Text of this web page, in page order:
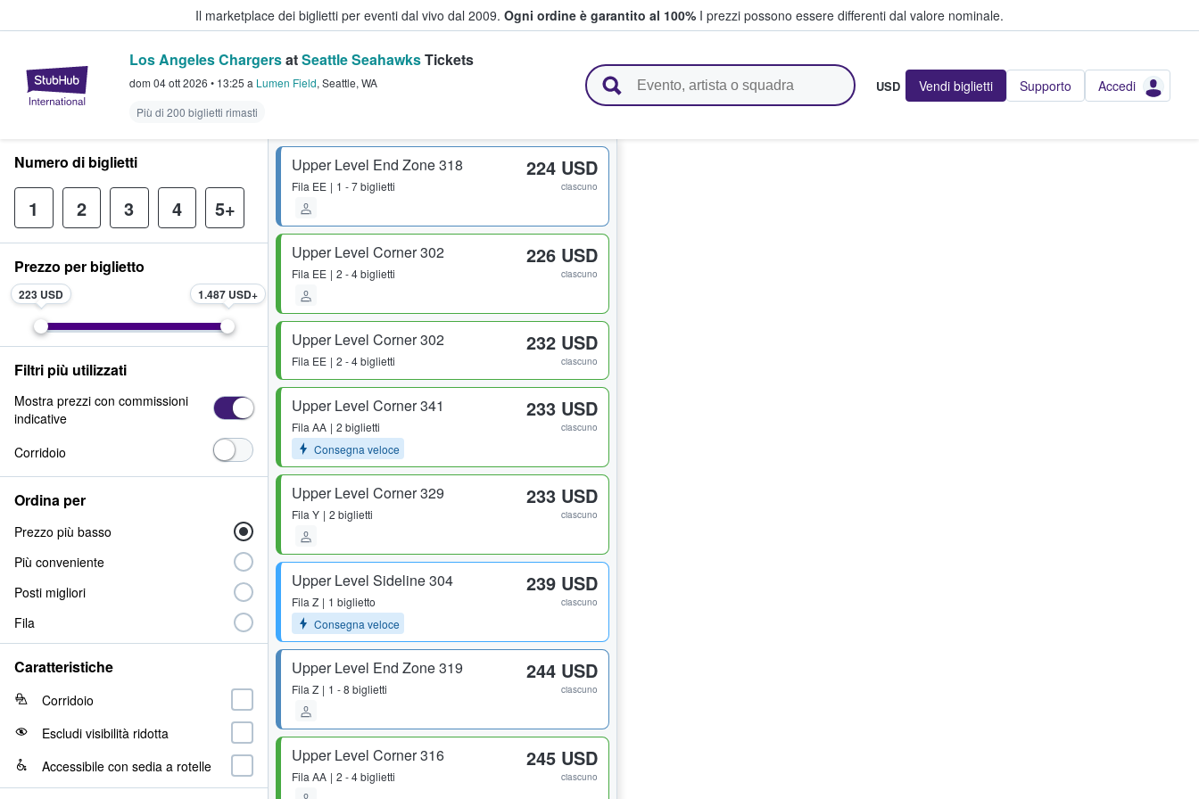
Il marketplace dei biglietti per eventi dal vivo dal 2009. Ogni ordine è garantito al 100% I prezzi possono essere differenti dal valore nominale.
StubHub - Dove i fan comprano e vendono biglietti
Los Angeles ChargersatSeattle SeahawksTickets
dom 04 ott 2026 • 13:25 a Lumen Field, Seattle, WA
Più di 200 biglietti rimasti
USD Vendi biglietti Supporto Accedi
Upper Level End Zone 318
Fila EE 1 - 7 biglietti
224 USD
ciascuno
Upper Level Corner 302
Fila EE 2 - 4 biglietti
226 USD
ciascuno
Upper Level Corner 302
Fila EE 2 - 4 biglietti
232 USD
ciascuno
Upper Level Corner 341
Fila AA
2 biglietti
Consegna veloce
233 USD
ciascuno
Upper Level Corner 329
Fila Y 2 biglietti
233 USD
ciascuno
Upper Level Sideline 304
Fila Z
1 biglietto
Consegna veloce
239 USD
ciascuno
Upper Level End Zone 319
Fila Z 1 - 8 biglietti
244 USD
ciascuno
Upper Level Corner 316
Fila AA 2 - 4 biglietti
245 USD
ciascuno
Numero di biglietti
1 2 3 4 5+
Prezzo per biglietto
223 USD 1.487 USD
Filtri più utilizzati
Mostra prezzi con commissioni
indicative
Corridoio
Ordina per
Prezzo più basso
Più conveniente
Posti migliori
Fila
Caratteristiche
Corridoio
Escludi visibilità ridotta
Accessibile con sedia a rotelle